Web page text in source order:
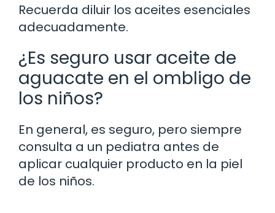
Recuerda diluir los aceites esenciales
adecuadamente.
¿Es seguro usar aceite de
aguacate en el ombligo de
los niños?
En general, es seguro, pero siempre
consulta a un pediatra antes de
aplicar cualquier producto en la piel
de los niños.